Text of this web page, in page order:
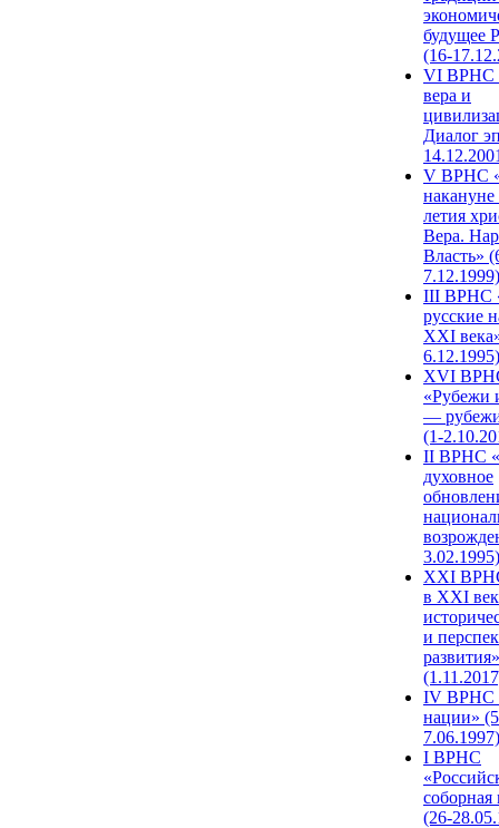
будущее
(16-
VI ВРНС
вера и
Диалог
V ВРНС
накануне
летия
Вера.
Власть»
7.12.1999)
III ВРНС
русские
XXI
6.12.1995)
XVI
«Рубежи
—
(1-
II ВРНС
духовное
3.02.1995)
XХI
в XXI
и
развития»
IV ВРНС
нации»
7.06.1997)
I ВРНС
(26-